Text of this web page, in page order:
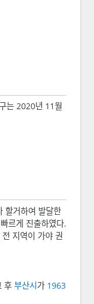
는 2020년 11월
할거하여 발달한
르게 진출하였다.
지역이 가야 권
후 부산시가 1963